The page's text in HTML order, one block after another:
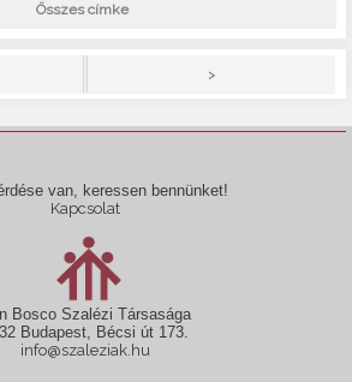
Összes címke
>
van, keressen bennünket!
Kapcsolat
Bosco Szalézi Társasága
Budapest, Bécsi út 173.
info@szaleziak.hu